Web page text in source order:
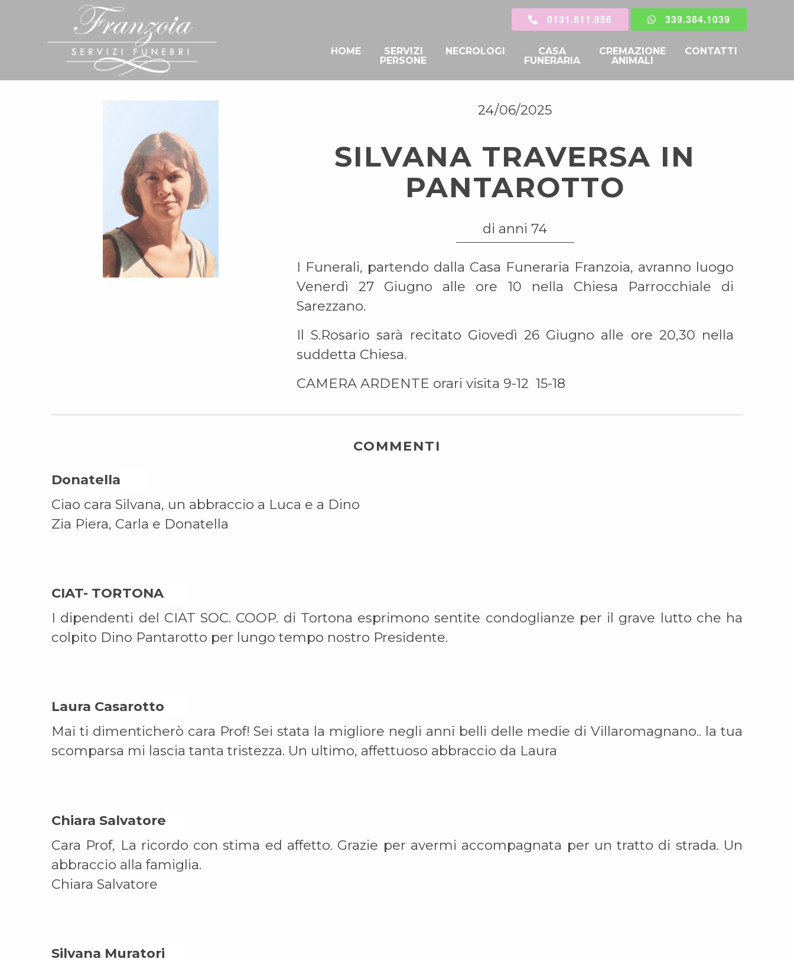
0131.811.856 339.384.1039
HOME
SERVIZI
PERSONE
NECROLOGI
CASA
FUNERARIA
CREMAZIONE
ANIMALI
CONTATTI
24/06/2025
SILVANA TRAVERSA IN
PANTAROTTO
di anni 74
I Funerali, partendo dalla Casa Funeraria Franzoia, avranno luogo
Venerdì 27 Giugno alle ore 10 nella Chiesa Parrocchiale di
Sarezzano.
Il S.Rosario sarà recitato Giovedì 26 Giugno alle ore 20,30 nella
suddetta Chiesa.
CAMERA ARDENTE orari visita 9-12 15-18
COMMENTI
Donatella On
Ciao cara Silvana, un abbraccio a Luca e a Dino
Zia Piera, Carla e Donatella
CIAT- TORTONA On
I dipendenti del CIAT SOC. COOP. di Tortona esprimono sentite condoglianze per il grave lutto che ha
colpito Dino Pantarotto per lungo tempo nostro Presidente.
Laura Casarotto On
Mai ti dimenticherò cara Prof! Sei stata la migliore negli anni belli delle medie di Villaromagnano.. la tua
scomparsa mi lascia tanta tristezza. Un ultimo, affettuoso abbraccio da Laura
Chiara Salvatore On
Cara Prof, La ricordo con stima ed affetto. Grazie per avermi accompagnata per un tratto di strada. Un
abbraccio alla famiglia.
Chiara Salvatore
Silvana Muratori On